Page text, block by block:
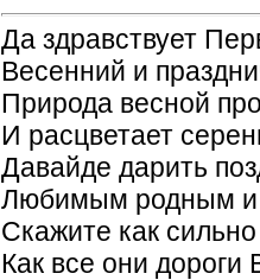
Да здравствует
Весенний и
Природа весной
И расцветает
Давайде дарить
Любимым родным и
Скажите как
Как все они дороги